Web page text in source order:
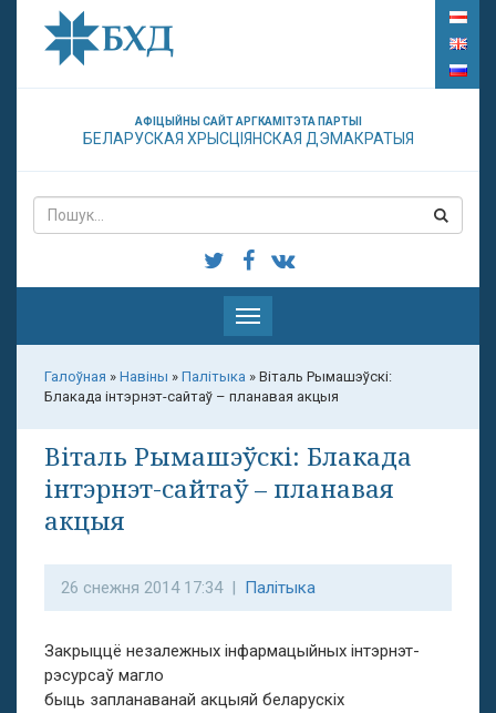
АФІЦЫЙНЫ САЙТ АРГКАМІТЭТА ПАРТЫІ
БЕЛАРУСКАЯ ХРЫСЦІЯНСКАЯ ДЭМАКРАТЫЯ
Паказаць
меню
Галоўная » Навіны » Палітыка » Віталь Рымашэўскі:
Блакада інтэрнэт-сайтаў – планавая акцыя
Віталь Рымашэўскі: Блакада
інтэрнэт-сайтаў – планавая
акцыя
26 снежня 2014 17:34 | Палітыка
Закрыццё незалежных інфармацыйных інтэрнэт-
рэсурсаў магло
быць запланаванай акцыяй беларускіх